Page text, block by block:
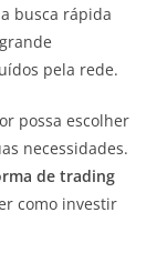
busca rápida
pela rede.
possa escolher
necessidades.
de trading
como investir